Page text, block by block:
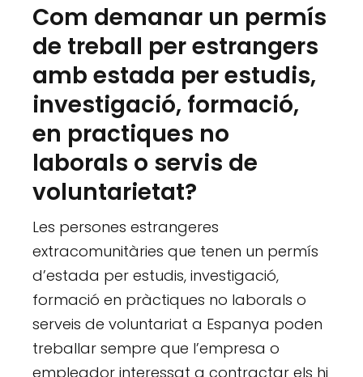
Com demanar un permís
de treball per estrangers
amb estada per estudis,
investigació, formació,
en practiques no
laborals o servis de
voluntarietat?
Les persones estrangeres
extracomunitàries que tenen un permís
d’estada per estudis, investigació,
formació en pràctiques no laborals o
serveis de voluntariat a Espanya poden
treballar sempre que l’empresa o
empleador interessat a contractar els hi